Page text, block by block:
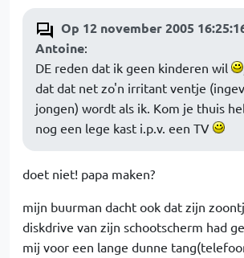
Op 12 november 2005
Antoine:
DE reden dat ik geen kinderen wil
dat dat net zo'n irritant ventje
jongen) wordt als ik. Kom je thuis
nog een lege kast i.p.v. een TV
doet niet! papa maken?
mijn buurman dacht ook dat zijn
diskdrive van zijn schootscherm had
mij voor een lange dunne